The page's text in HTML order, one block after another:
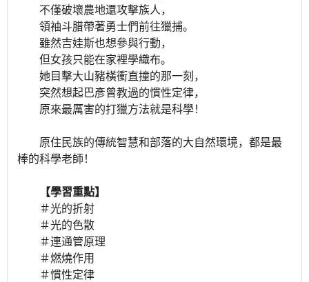
不僅破壞農地還攻擊族人，
領袖斗腊帶著勇士們前往獵捕。
雖然吉娃斯也想參與行動，
但女孩只能在家裡學織布。
她目擊大山豬橫衝直撞的那一刻，
突然想起巴彥曾教過的慣性定律，
原來最厲害的打獵方法就是科學！
原住民族的傳統智慧和部落的大自然環境，都是最
棒的科學老師！
【學習重點】
＃光的折射
＃光的色散
＃連通管原理
＃燃燒作用
＃慣性定律